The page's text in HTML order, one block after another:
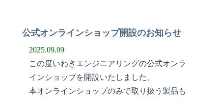
公式オンラインショップ開設のお知らせ
2025.09.09
この度いわきエンジニアリングの公式オンラ
インショップを開設いたしました。
本オンラインショップのみで取り扱う製品も